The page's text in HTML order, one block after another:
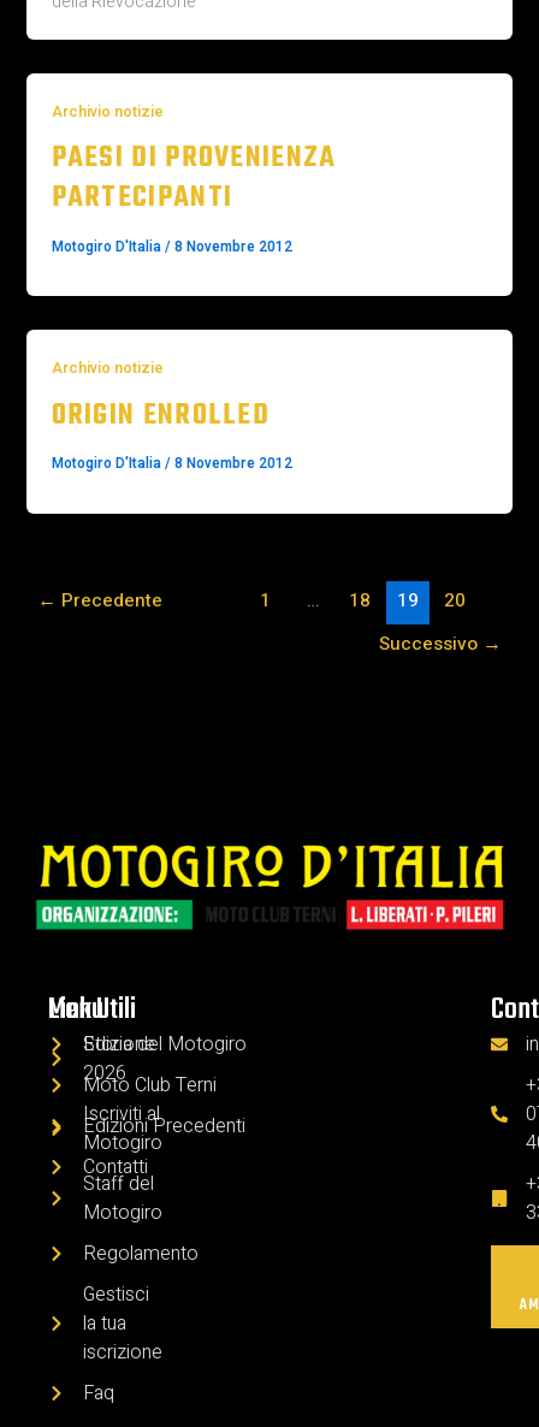
Archivio notizie
PAESI DI PROVENIENZA
PARTECIPANTI
Motogiro D'Italia/8 Novembre 2012
Archivio notizie
ORIGIN ENROLLED
Motogiro D'Italia/8 Novembre 2012
← Precedente 1 … 18 19
20
Successivo →
Menu
Edizione
2026
Iscriviti al
Motogiro
Staff del
Motogiro
Regolamento
Gestisci
la tua
iscrizione
Faq
Link Utili
Storia del Motogiro
Moto Club Terni
Edizioni Precedenti
Contatti